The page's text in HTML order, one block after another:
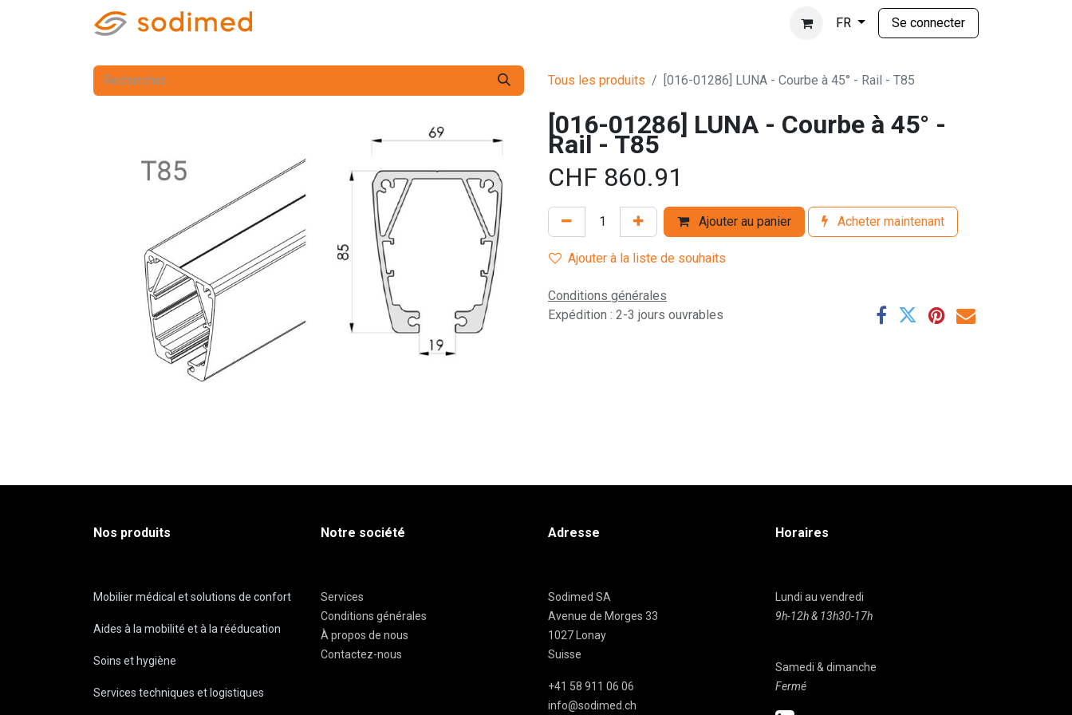
FR Se connecter
Tous les produits [016-01286] LUNA - Courbe à 45° - Rail - T85
[016-01286] LUNA - Courbe à 45° -
Rail - T85
CHF 860.91
Ajouter au panier Acheter maintenant
Ajouter à la liste de souhaits
Conditions générales
Expédition : 2-3 jours ouvrables
Nos produits
Mobilier médical et solutions de confort
Aides à la mobilité et à la rééducation
Soins et hygiène
Services techniques et logistiques
Notre société
Services
Conditions générales
À propos de nous
Contactez-nous
Adresse
Sodimed SA
Avenue de Morges 33
1027 Lonay
Suisse
+41 58 911 06 06
info@sodimed.ch
Horaires
Lundi au vendredi
9h-12h & 13h30-17h
Samedi & dimanche
Fermé